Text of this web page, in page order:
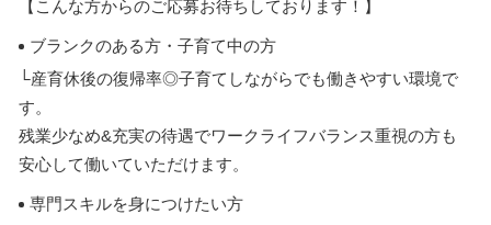
【こんな方からのご応募お待ちしております！】
ブランクのある方・子育て中の方
└産育休後の復帰率◎子育てしながらでも働きやすい環境で
す。
残業少なめ&充実の待遇でワークライフバランス重視の方も
安心して働いていただけます。
専門スキルを身につけたい方